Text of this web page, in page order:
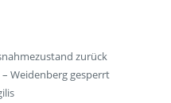
zurück
Weidenberg gesperrt